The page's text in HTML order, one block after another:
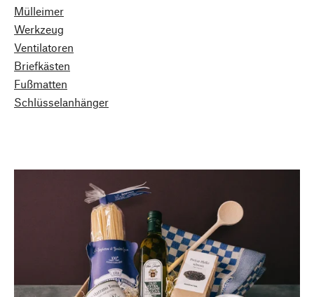
Mülleimer
Werkzeug
Ventilatoren
Briefkästen
Fußmatten
Schlüsselanhänger